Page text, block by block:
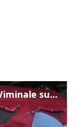
Gualtieri: "Responsabilità del Viminale su Spin Time? La posizione dei partiti è nota"